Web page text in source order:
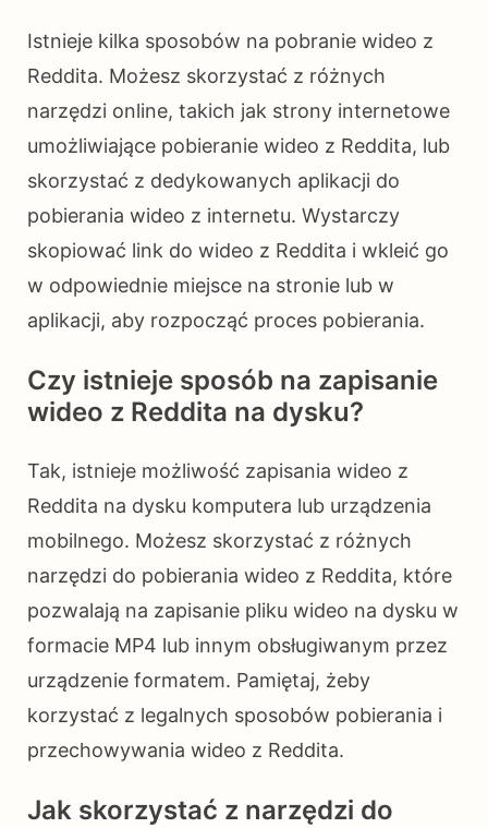
Istnieje kilka sposobów na pobranie wideo z
Reddita. Możesz skorzystać z różnych
narzędzi online, takich jak strony internetowe
umożliwiające pobieranie wideo z Reddita, lub
skorzystać z dedykowanych aplikacji do
pobierania wideo z internetu. Wystarczy
skopiować link do wideo z Reddita i wkleić go
w odpowiednie miejsce na stronie lub w
aplikacji, aby rozpocząć proces pobierania.
Czy istnieje sposób na zapisanie
wideo z Reddita na dysku?
Tak, istnieje możliwość zapisania wideo z
Reddita na dysku komputera lub urządzenia
mobilnego. Możesz skorzystać z różnych
narzędzi do pobierania wideo z Reddita, które
pozwalają na zapisanie pliku wideo na dysku w
formacie MP4 lub innym obsługiwanym przez
urządzenie formatem. Pamiętaj, żeby
korzystać z legalnych sposobów pobierania i
przechowywania wideo z Reddita.
Jak skorzystać z narzędzi do